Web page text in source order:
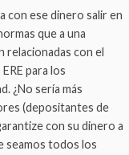
con ese dinero salir en
que a una
relacionadas con el
para los
¿No sería más
(depositantes de
con su dinero a
seamos todos los